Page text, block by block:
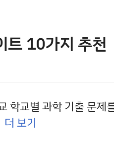
트 10가지 추천
학교별 과학 기출 문제
더 보기